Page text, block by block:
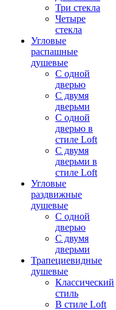
Три стекла
Четыре
стекла
Угловые
распашные
душевые
С одной
дверью
С двумя
дверьми
С одной
дверью в
стиле Loft
С двумя
дверьми в
стиле Loft
Угловые
раздвижные
душевые
С одной
дверью
С двумя
дверьми
Трапециевидные
душевые
Классический
стиль
В стиле Loft